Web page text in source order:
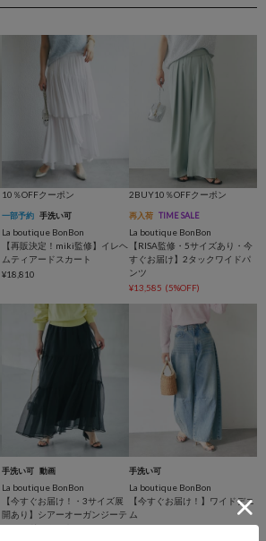
10％OFFクーポン
一部予約 手洗い可
La boutique BonBon
【再販決定！miki監修】イレヘ
ムティアードスカート
¥18,810
2BUY10％OFFクーポン
再入荷 TIME SALE
La boutique BonBon
【RISA監修・5サイズあり・今
すぐお届け】2タックワイドパ
ンツ
¥13,585 (5%OFF)
手洗い可 動画
La boutique BonBon
【今すぐお届け！・3サイズ展
開あり】シアーオーガンジーテ
ィアードスカート
手洗い可
La boutique BonBon
【今すぐお届け！】ワイドデニ
ム